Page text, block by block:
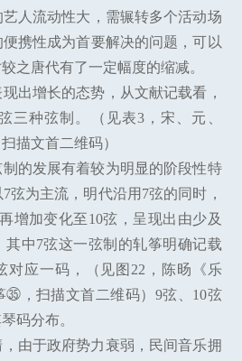
人流动性大，需辗转多个活动场
携性成为首要解决的问题，可以
之唐代有了一定幅度的缩减。
出增长的态势，从文献记载看，
三种弦制。（见表3，宋、元、
描文首二维码）
的发展有着较为明显的阶段性特
弦为主流，明代沿用7弦的同时，
增加变化至10弦，呈现出由少及
其中7弦这一弦制的轧筝明确记载
对应一码，（见图22，陈旸《乐
，扫描文首二维码）9弦、10弦
码分布。
由于政府势力衰弱，民间音乐拥